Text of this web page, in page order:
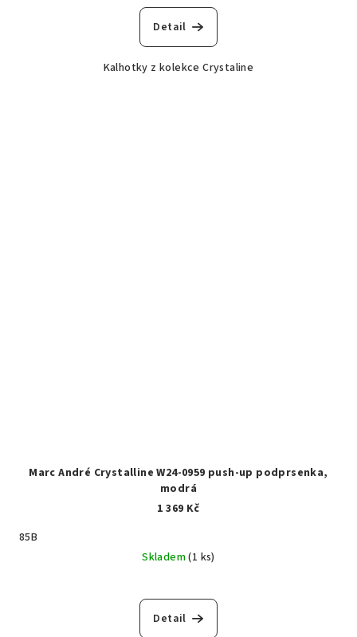
Detail
Kalhotky z kolekce Crystaline
Marc André Crystalline W24-0959 push-up podprsenka,
modrá
1 369 Kč
85B
Skladem(1 ks)
Detail